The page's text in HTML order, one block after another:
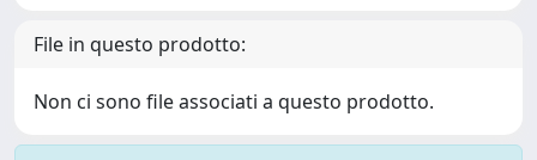
File in questo prodotto:
Non ci sono file associati a questo prodotto.